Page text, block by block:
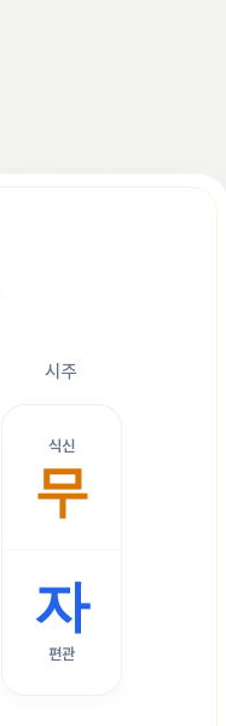
시주
식신
무
자
편관